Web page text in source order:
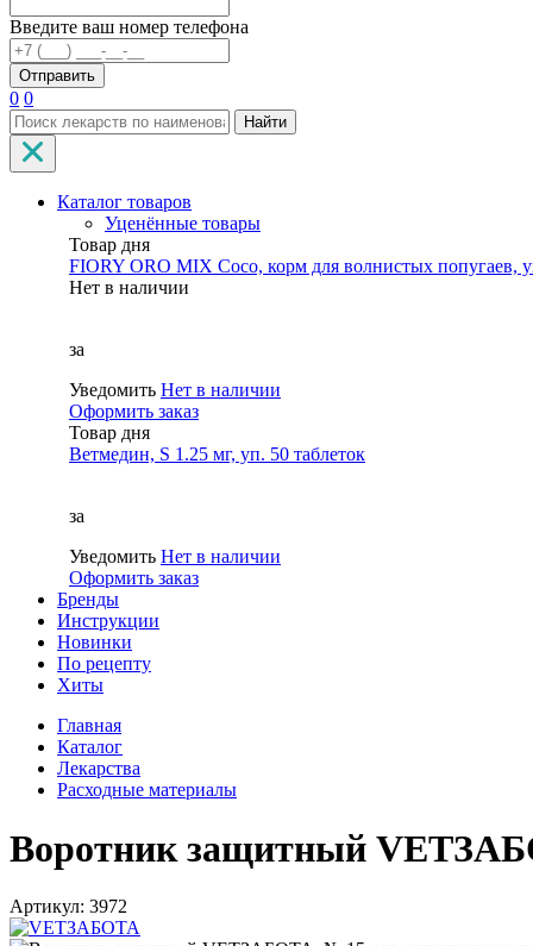
Введите ваш номер телефона
0 0
Найти
Каталог товаров
Уценённые товары
Товар дня
FIORY ORO MIX Coco, корм для волнистых попугаев,
Нет в наличии
за
Уведомить Нет в наличии
Оформить заказ
Товар дня
Ветмедин, S 1.25 мг, уп. 50 таблеток
за
Уведомить Нет в наличии
Оформить заказ
Бренды
Инструкции
Новинки
По рецепту
Хиты
Главная
Каталог
Лекарства
Расходные материалы
Воротник защитный
Артикул: 3972